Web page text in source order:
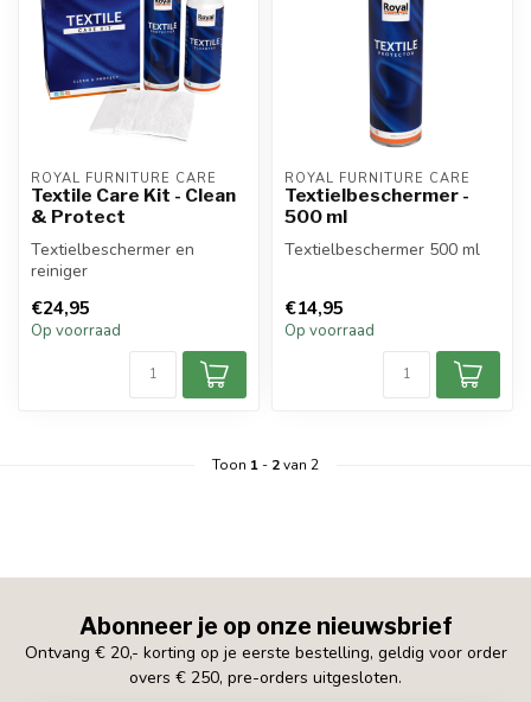
ROYAL FURNITURE CARE
Textile Care Kit - Clean
& Protect
Textielbeschermer en
reiniger
€24,95
Op voorraad
ROYAL FURNITURE CARE
Textielbeschermer -
500 ml
Textielbeschermer 500 ml
€14,95
Op voorraad
Toon 1- 2van 2
Abonneer je op onze nieuwsbrief
Ontvang € 20,- korting op je eerste bestelling, geldig voor order
overs € 250, pre-orders uitgesloten.